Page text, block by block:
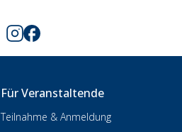
Für Veranstaltende
Teilnahme & Anmeldung